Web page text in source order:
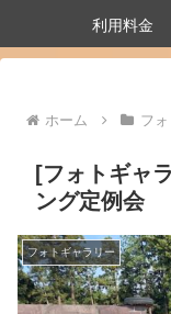
利用料金
ホーム フ
[フォトギャ
ング定例会
フォトギャラリー